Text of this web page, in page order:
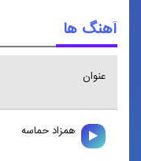
آهنگ ها
عنوان
همزاد حماسه